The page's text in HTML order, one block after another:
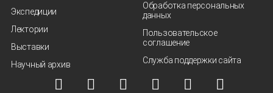
Экспедиции
Лектории
Выставки
Научный архив
Обработка персональных
данных
Пользовательское
соглашение
Служба поддержки сайта